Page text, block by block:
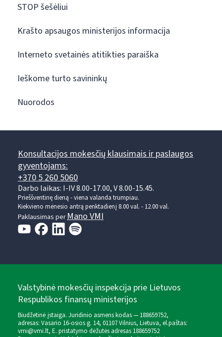
STOP šešėliui
Krašto apsaugos ministerijos informacija
Interneto svetainės atitikties paraiška
Ieškome turto savininkų
Nuorodos
Konsultacijos mokesčių klausimais ir paslaugos
gyventojams:
+370 5 260 5060
Darbo laikas: I-IV 8.00-17.00, V 8.00-15.45.
Prieššventinę dieną - viena valanda trumpiau.
Kiekvieno mėnesio antrą penktadienį 8.00 val. - 12.00 val.
Paklausimas perMano VMI
Valstybinė mokesčių inspekcija prie Lietuvos
Respublikos finansų ministerijos
Biudžetinė įstaiga. Juridinio asmens kodas — 188659752,
adresas: Vasario 16-osios g. 14, 01107 Vilnius, Lietuva, el.paštas:
vmi@vmi.lt, E. pristatymo dėžutės adresas 188659752